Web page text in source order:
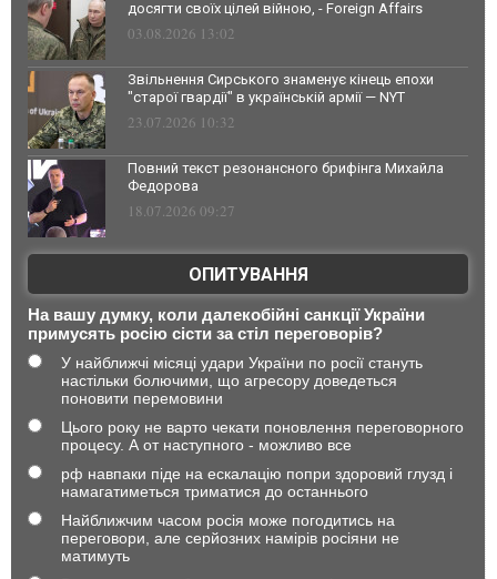
досягти своїх цілей війною, - Foreign Affairs
03.08.2026 13:02
Звільнення Сирського знаменує кінець епохи
"старої гвардії" в українській армії — NYT
23.07.2026 10:32
Повний текст резонансного брифінга Михайла
Федорова
18.07.2026 09:27
ОПИТУВАННЯ
На вашу думку, коли далекобійні санкції України
примусять росію сісти за стіл переговорів?
У найближчі місяці удари України по росії стануть
настільки болючими, що агресору доведеться
поновити перемовини
Цього року не варто чекати поновлення переговорного
процесу. А от наступного - можливо все
рф навпаки піде на ескалацію попри здоровий глузд і
намагатиметься триматися до останнього
Найближчим часом росія може погодитись на
переговори, але серйозних намірів росіяни не
матимуть